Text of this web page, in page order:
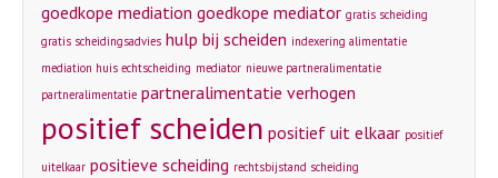
goedkope mediation goedkope mediator gratis scheiding
gratis scheidingsadvies hulp bij scheiden indexering alimentatie
mediation huis echtscheiding mediator nieuwe partneralimentatie
partneralimentatie partneralimentatie verhogen
positief scheiden positief uit elkaar positief
uitelkaar positieve scheiding rechtsbijstand scheiding